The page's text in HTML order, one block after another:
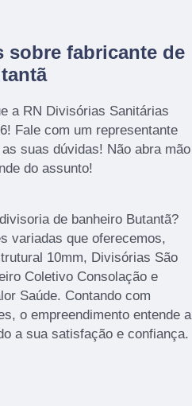
sobre fabricante de
a RN Divisórias Sanitárias
Fale com um representante
suas dúvidas! Não abra mão
do assunto!
de banheiro Butantã?
variadas que oferecemos,
10mm, Divisórias São
Coletivo Consolação e
Saúde. Contando com
o empreendimento entende a
a sua satisfação e confiança.